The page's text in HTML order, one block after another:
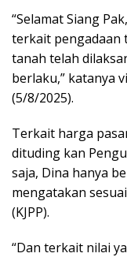
“Selamat Siang
terkait pengadaan
tanah telah
berlaku,” katanya
(5/8/2025).
Terkait harga
dituding kan
saja, Dina hanya
mengatakan
(KJPP).
“Dan terkait nilai